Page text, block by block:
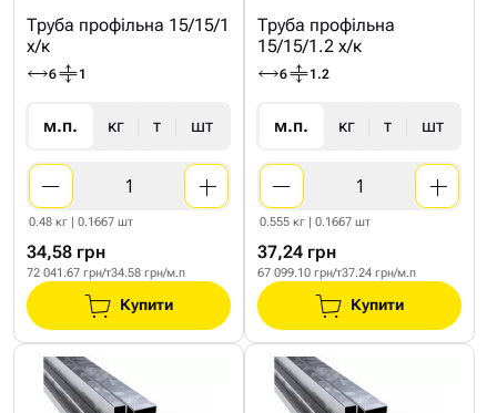
Труба профільна 15/15/1
х/к
6 1
м.п. кг т шт
0.48 кг | 0.1667 шт
34,58 грн
72 041.67 грн/т34.58 грн/м.п
Купити
Труба профільна
15/15/1.2 х/к
6 1.2
м.п. кг т шт
0.555 кг | 0.1667 шт
37,24 грн
67 099.10 грн/т37.24 грн/м.п
Купити